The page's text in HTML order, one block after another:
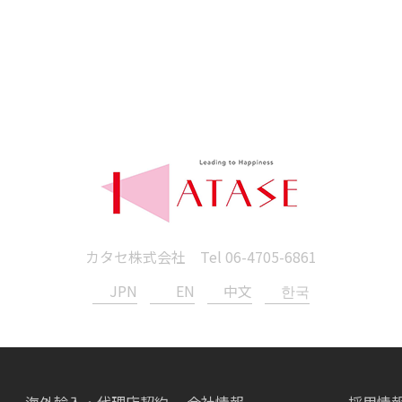
カタセ株式会社 Tel 06-4705-6861
JPN
EN 中文 한국